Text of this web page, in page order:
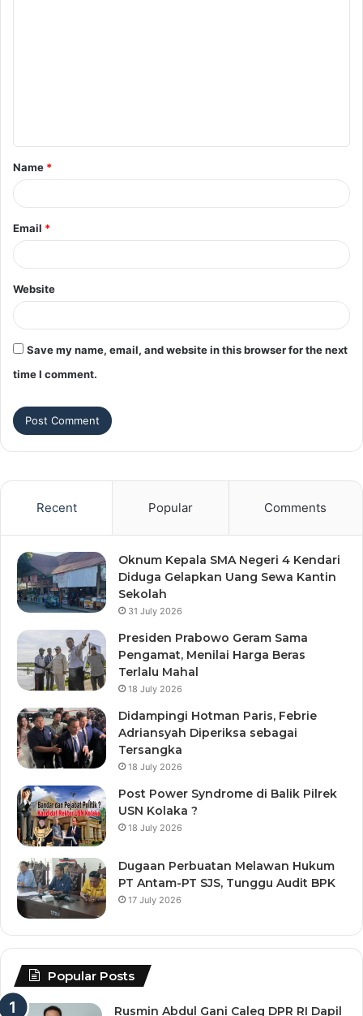
t
*
Name *
Email *
Website
Save my name, email, and website in this browser for the next
time I comment.
Recent Popular Comments
Oknum Kepala SMA Negeri 4 Kendari
Diduga Gelapkan Uang Sewa Kantin
Sekolah
31 July 2026
Presiden Prabowo Geram Sama
Pengamat, Menilai Harga Beras
Terlalu Mahal
18 July 2026
Didampingi Hotman Paris, Febrie
Adriansyah Diperiksa sebagai
Tersangka
18 July 2026
Post Power Syndrome di Balik Pilrek
USN Kolaka ?
18 July 2026
Dugaan Perbuatan Melawan Hukum
PT Antam-PT SJS, Tunggu Audit BPK
17 July 2026
Popular Posts
Rusmin Abdul Gani Caleg DPR RI Dapil